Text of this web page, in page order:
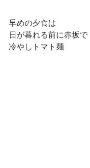
早めの夕食は
日が暮れる前に赤坂で
冷やしトマト麺